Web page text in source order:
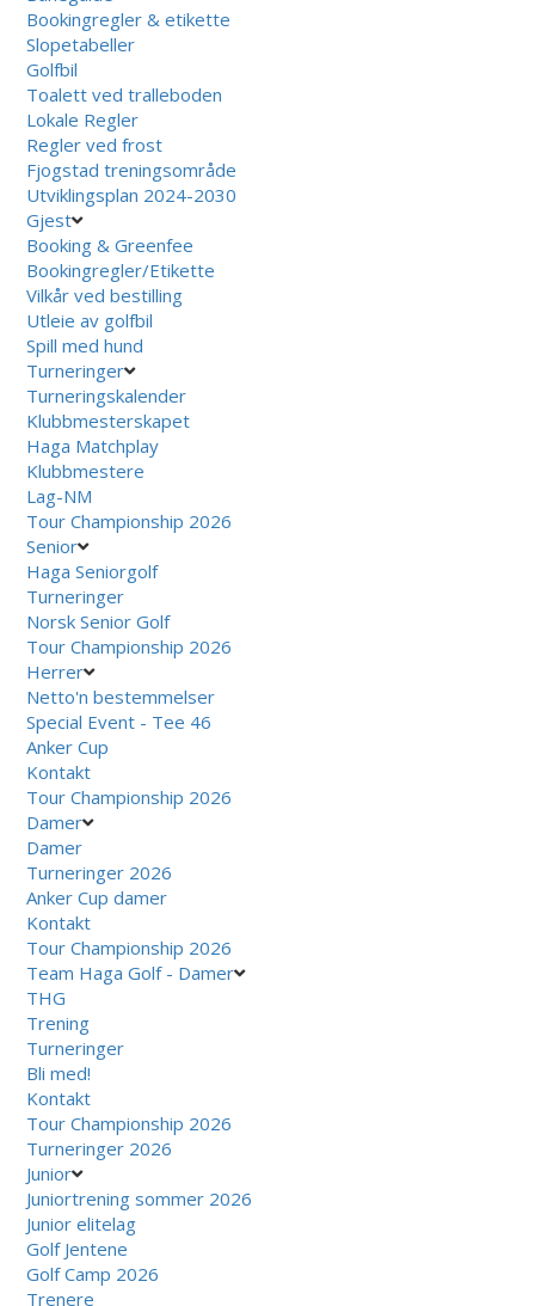
Bookingregler & etikette
Slopetabeller
Golfbil
Toalett ved tralleboden
Lokale Regler
Regler ved frost
Fjogstad treningsområde
Utviklingsplan 2024-2030
Gjest
Booking & Greenfee
Bookingregler/Etikette
Vilkår ved bestilling
Utleie av golfbil
Spill med hund
Turneringer
Turneringskalender
Klubbmesterskapet
Haga Matchplay
Klubbmestere
Lag-NM
Tour Championship 2026
Senior
Haga Seniorgolf
Turneringer
Norsk Senior Golf
Tour Championship 2026
Herrer
Netto'n bestemmelser
Special Event - Tee 46
Anker Cup
Kontakt
Tour Championship 2026
Damer
Damer
Turneringer 2026
Anker Cup damer
Kontakt
Tour Championship 2026
Team Haga Golf - Damer
THG
Trening
Turneringer
Bli med!
Kontakt
Tour Championship 2026
Turneringer 2026
Junior
Juniortrening sommer 2026
Junior elitelag
Golf Jentene
Golf Camp 2026
Trenere